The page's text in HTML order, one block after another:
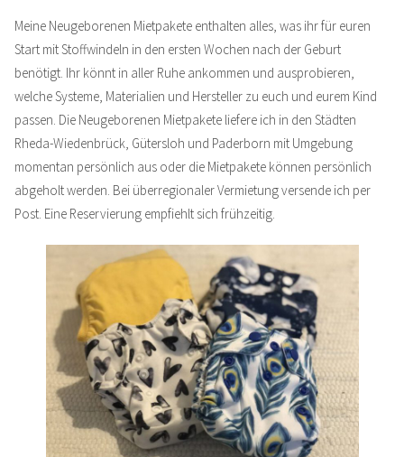
Meine Neugeborenen Mietpakete enthalten alles, was ihr für euren
Start mit Stoffwindeln in den ersten Wochen nach der Geburt
benötigt. Ihr könnt in aller Ruhe ankommen und ausprobieren,
welche Systeme, Materialien und Hersteller zu euch und eurem Kind
passen. Die Neugeborenen Mietpakete liefere ich in den Städten
Rheda-Wiedenbrück, Gütersloh und Paderborn mit Umgebung
momentan persönlich aus oder die Mietpakete können persönlich
abgeholt werden. Bei überregionaler Vermietung versende ich per
Post. Eine Reservierung empfiehlt sich frühzeitig.